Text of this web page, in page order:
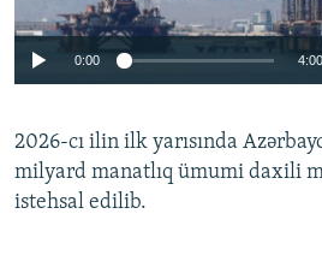
Auto 240p 360p
0:00 4:00
2026-cı ilin ilk yarısında
milyard manatlıq ümumi daxili
istehsal edilib.